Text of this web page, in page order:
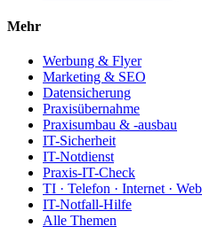
Mehr
Werbung & Flyer
Marketing & SEO
Datensicherung
Praxisübernahme
Praxisumbau & -ausbau
IT-Sicherheit
IT-Notdienst
Praxis-IT-Check
TI · Telefon · Internet · Web
IT-Notfall-Hilfe
Alle Themen